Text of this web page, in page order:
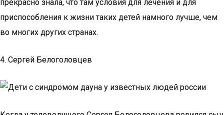
прекрасно знала, что там условия для лечения и для
приспособления к жизни таких детей намного лучше, чем
во многих других странах.
4. Сергей Белоголовцев